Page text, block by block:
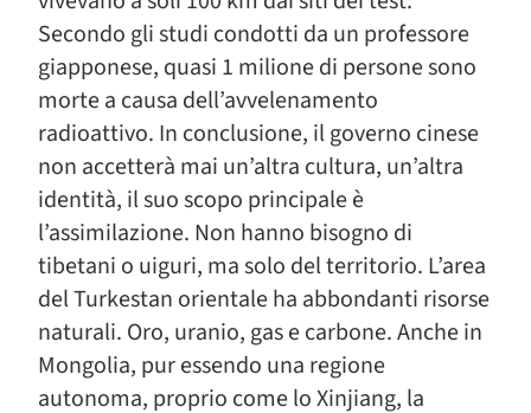
Secondo gli studi condotti da un professore
giapponese, quasi 1 milione di persone sono
morte a causa dell’avvelenamento
radioattivo. In conclusione, il governo cinese
non accetterà mai un’altra cultura, un’altra
identità, il suo scopo principale è
l’assimilazione. Non hanno bisogno di
tibetani o uiguri, ma solo del territorio. L’area
del Turkestan orientale ha abbondanti risorse
naturali. Oro, uranio, gas e carbone. Anche in
Mongolia, pur essendo una regione
autonoma, proprio come lo Xinjiang, la